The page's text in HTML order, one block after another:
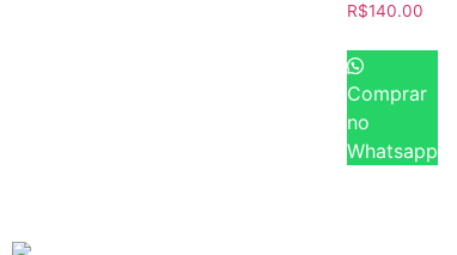
R$140.00
Comprar
no
Whatsapp